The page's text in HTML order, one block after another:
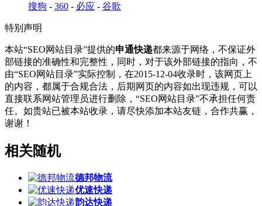
搜狗 - 360 - 必应 - 谷歌
特别声明
本站“SEO网站目录”提供的申通快递都来源于网络，不保证外
部链接的准确性和完整性，同时，对于该外部链接的指向，不
由“SEO网站目录”实际控制，在2015-12-04收录时，该网页上
的内容，都属于合规合法，后期网页的内容如出现违规，可以
直接联系网站管理员进行删除，“SEO网站目录”不承担任何责
任。如贵站已被本站收录，请尽快添加本站友链，合作共赢，
谢谢！
相关随机
德邦物流
优速快递
韵达快递